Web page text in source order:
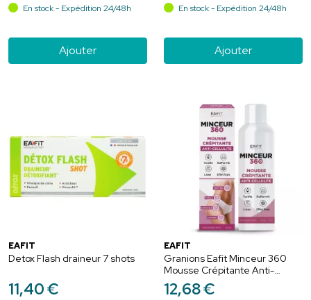
En stock - Expédition 24/48h
Ajouter
En stock - Expédition 24/48h
Ajouter
EAFIT
Detox Flash draineur 7 shots
11,40€
EAFIT
Granions Eafit Minceur 360
Mousse Crépitante Anti-
Cellulite Raffermissant - 100ml
12,68€